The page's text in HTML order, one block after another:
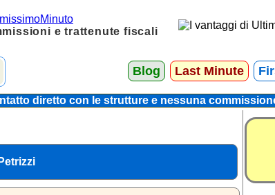
e trattenute fiscali
Blog Last Minute
diretto con le strutture e nessuna
Petrizzi